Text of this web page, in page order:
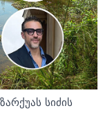
სიძის